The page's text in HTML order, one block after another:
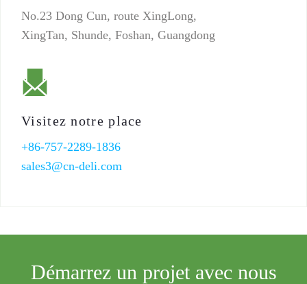
No.23 Dong Cun, route XingLong,
XingTan, Shunde, Foshan, Guangdong
Visitez notre place
+86-757-2289-1836
sales3@cn-deli.com
Démarrez un projet avec nous